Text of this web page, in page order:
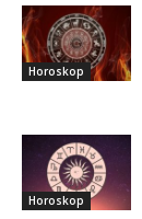
Horoskop
Horoskop